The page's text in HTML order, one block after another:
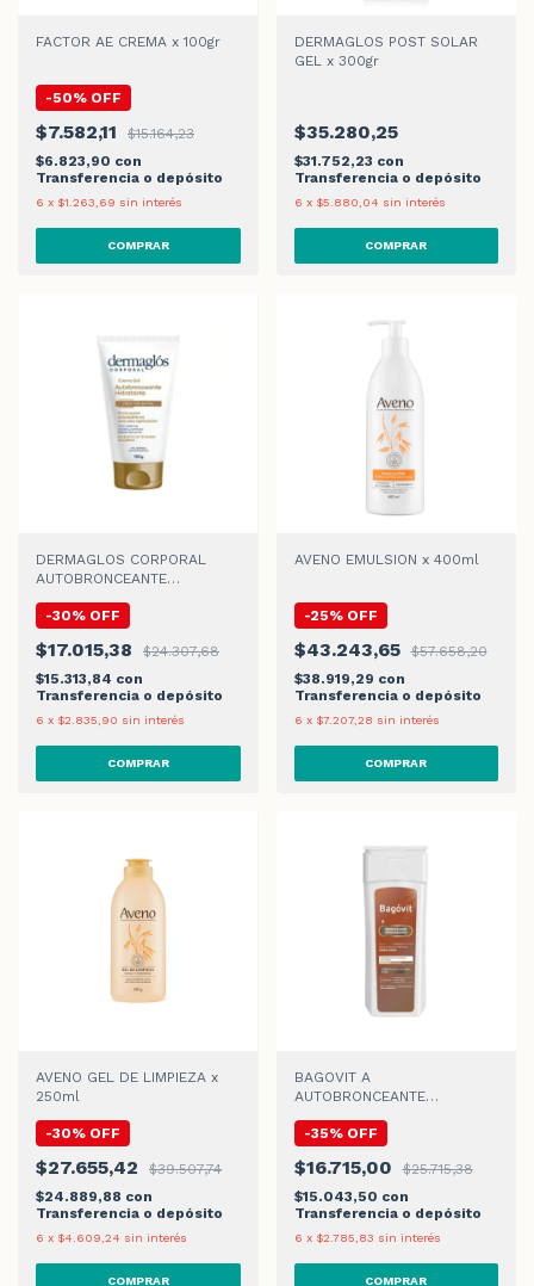
FACTOR AE CREMA x 100gr
-50% OFF
$7.582,11
$15.164,23
$6.823,90 con
Transferencia o depósito
6 x $1.263,69 sin interés
DERMAGLOS POST SOLAR
GEL x 300gr
$35.280,25
$31.752,23 con
Transferencia o depósito
6 x $5.880,04 sin interés
DERMAGLOS CORPORAL
AUTOBRONCEANTE
-30% OFF
$17.015,38
$24.307,68
$15.313,84 con
Transferencia o depósito
6 x $2.835,90 sin interés
AVENO EMULSION x 400ml
-25% OFF
$43.243,65
$57.658,20
$38.919,29 con
Transferencia o depósito
6 x $7.207,28 sin interés
AVENO GEL DE LIMPIEZA x
250ml
-30% OFF
$27.655,42
$39.507,74
$24.889,88 con
Transferencia o depósito
6 x $4.609,24 sin interés
BAGOVIT A
AUTOBRONCEANTE
200ml
-35% OFF
$16.715,00
$25.715,38
$15.043,50 con
Transferencia o depósito
6 x $2.785,83 sin interés